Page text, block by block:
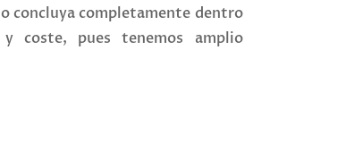
concluya completamente dentro
coste, pues tenemos amplio